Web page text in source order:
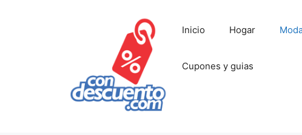
Inicio Hogar
Cupones y guias